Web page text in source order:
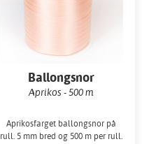
Ballongsnor
Aprikos - 500 m
Aprikosfarget ballongsnor på
rull. 5 mm bred og 500 m per rull.